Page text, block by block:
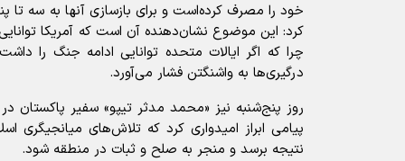
خود را مصرف کرده‌است و برای بازسازی آنها به سه تا
کرد: این موضوع نشان‌دهنده آن است که آمریکا
چرا که اگر ایالات متحده توانایی ادامه جنگ را
درگیری‌ها به واشنگتن فشار می‌آورد.
روز پنج‌شنبه نیز «محمد مدثر تیپو» سفیر پاکستان
پیامی ابراز امیدواری کرد که تلاش‌های میانجیگری
نتیجه برسد و منجر به صلح و ثبات در منطقه شود.